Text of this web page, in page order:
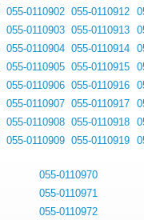
055-0110902
055-0110903
055-0110904
055-0110905
055-0110906
055-0110907
055-0110908
055-0110909
055-0110912
055-0110913
055-0110914
055-0110915
055-0110916
055-0110917
055-0110918
055-0110919
055-0110970
055-0110971
055-0110972